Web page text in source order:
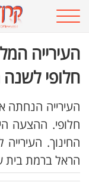
העירייה
חלופי
העירייה הנחתה
חלופי. ההצעה
החינוך.
הראל ברמת